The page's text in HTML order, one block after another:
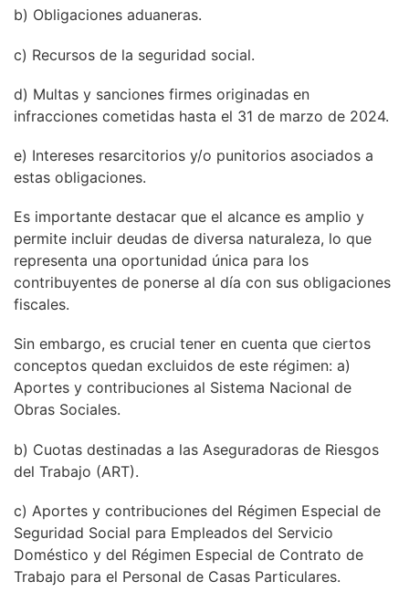
b) Obligaciones aduaneras.
c) Recursos de la seguridad social.
d) Multas y sanciones firmes originadas en
infracciones cometidas hasta el 31 de marzo de 2024.
e) Intereses resarcitorios y/o punitorios asociados a
estas obligaciones.
Es importante destacar que el alcance es amplio y
permite incluir deudas de diversa naturaleza, lo que
representa una oportunidad única para los
contribuyentes de ponerse al día con sus obligaciones
fiscales.
Sin embargo, es crucial tener en cuenta que ciertos
conceptos quedan excluidos de este régimen: a)
Aportes y contribuciones al Sistema Nacional de
Obras Sociales.
b) Cuotas destinadas a las Aseguradoras de Riesgos
del Trabajo (ART).
c) Aportes y contribuciones del Régimen Especial de
Seguridad Social para Empleados del Servicio
Doméstico y del Régimen Especial de Contrato de
Trabajo para el Personal de Casas Particulares.